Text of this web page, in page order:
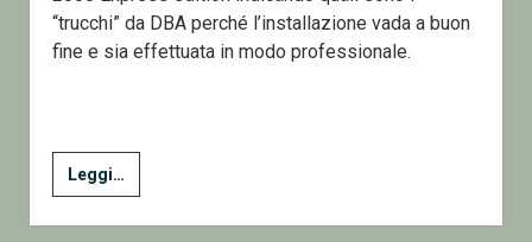
“trucchi” da DBA perché l’installazione vada a buon
fine e sia effettuata in modo professionale.
Leggi…Installare
SQL
Server